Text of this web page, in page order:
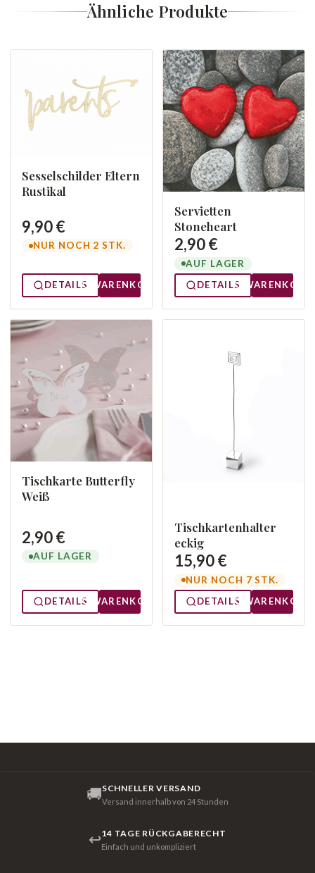
Ähnliche Produkte
Sesselschilder Eltern
Rustikal
9,90 €
NUR NOCH 2 STK.
DETAILS WARENKORB
Servietten
Stoneheart
2,90 €
AUF LAGER
DETAILS
WARENKORB
Tischkarte Butterfly
Weiß
2,90 €
AUF LAGER
DETAILS WARENKORB
Tischkartenhalter
eckig
15,90 €
NUR NOCH 7 STK.
DETAILS
WARENKORB
🚚SCHNELLER VERSAND
Versand innerhalb von 24 Stunden
↩14 TAGE RÜCKGABERECHT
Einfach und unkompliziert